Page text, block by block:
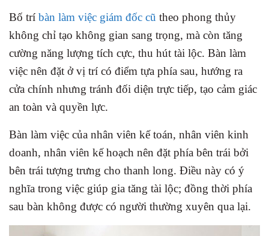
Bố trí bàn làm việc giám đốc cũ theo phong thủy
không chỉ tạo không gian sang trọng, mà còn tăng
cường năng lượng tích cực, thu hút tài lộc. Bàn làm
việc nên đặt ở vị trí có điểm tựa phía sau, hướng ra
cửa chính nhưng tránh đối diện trực tiếp, tạo cảm giác
an toàn và quyền lực.
Bàn làm việc của nhân viên kế toán, nhân viên kinh
doanh, nhân viên kế hoạch nên đặt phía bên trái bởi
bên trái tượng trưng cho thanh long. Điều này có ý
nghĩa trong việc giúp gia tăng tài lộc; đồng thời phía
sau bàn không được có người thường xuyên qua lại.